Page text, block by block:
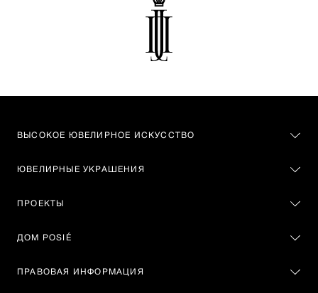
ВЫСОКОЕ ЮВЕЛИРНОЕ ИСКУССТВО
ЮВЕЛИРНЫЕ УКРАШЕНИЯ
ПРОЕКТЫ
ДОМ POSIÉ
ПРАВОВАЯ ИНФОРМАЦИЯ